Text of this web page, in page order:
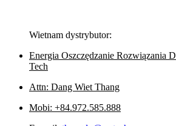
Wietnam dystrybutor:
Energia Oszczędzanie Rozwiązania
Tech
Attn: Dang Wiet Thang
Mobi: +84.972.585.888